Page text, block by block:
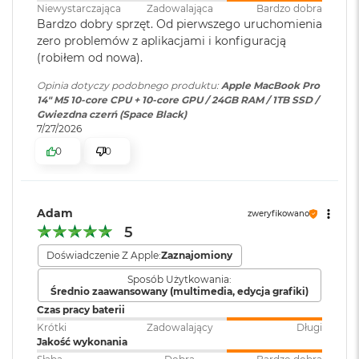
r
1
T
B
M
a
c
B
r
2
T
B
M
a
c
B
o
Chip
Apple M5
rdzeniami energooszczędnymii
10-rdzeniowe GPU
16-rdzeniowy system Neural Engine
Akceleratory Neural Accelerator
Sprzętowa akceleracja ray tracingu
153 GB/s przepustowości pamięci
Silnik multimedialny
Sprzętowa akceleracja obsługi H.264, HEVC, ProRes i ProRes RAW
Silnik dekodowania wideo
wyświetlacza do 4K przy 144 Hz
podłączonego do portu HDMI
HEVC,H.264, AV1 i ProRes; HDR z
Dolby Vision, HDR10 i HLG
Odtwarzanie
Zainstalowany
system operacyjny:
macOS
Wersja systemu
operacyjnego:
macOS Sequoia lub nowszy
Niewystarczająca
Zadowalająca Bardzo dobra
Bardzo dobry sprzęt. Od pierwszego uruchomienia
zero problemów z aplikacjami i konfiguracją
(robiłem od nowa).
Opinia dotyczy podobnego produktu: Apple MacBook Pro
14" M5 10-core CPU + 10-core GPU / 24GB RAM / 1TB SSD /
Gwiezdna czerń (Space Black)
7/27/2026
0
0
Adam zweryfikowano
5
Doświadczenie Z Apple:Zaznajomiony
Sposób Użytkowania:
Średnio zaawansowany (multimedia, edycja grafiki)
Czas pracy baterii
Krótki
Zadowalający
Długi
Jakość wykonania